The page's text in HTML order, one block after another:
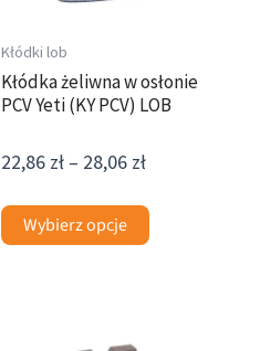
Kłódki lob
Kłódka żeliwna w osłonie
PCV Yeti (KY PCV) LOB
22,86 zł – 28,06 zł
Wybierz opcje
wybrać
na
stronie